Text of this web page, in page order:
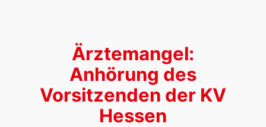
Ärztemangel:
Anhörung des
Vorsitzenden der KV
Hessen